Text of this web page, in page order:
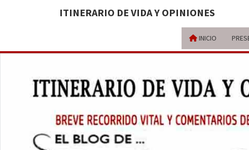
ITINERARIO DE VIDA Y OPINIONES
INICIO